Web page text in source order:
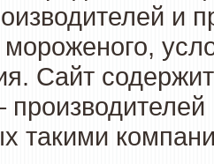
и
мороженого,
Сайт
такими